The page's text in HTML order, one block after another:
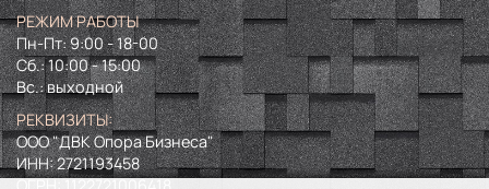
РЕЖИМ РАБОТЫ
Пн-Пт: 9:00 - 18-00
Сб.: 10:00 - 15:00
Вс.: выходной
РЕКВИЗИТЫ:
ООО "ДВК Опора Бизнеса"
ИНН:2721193458